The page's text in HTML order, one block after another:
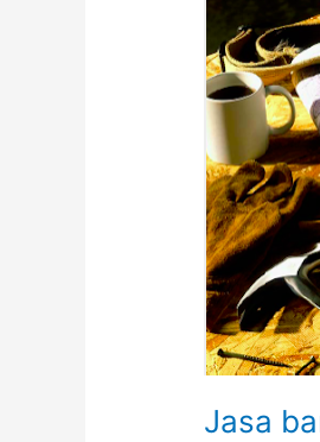
Jasa
garansi-
surety
bond
jaminan
pelaksanaan
di
aceh